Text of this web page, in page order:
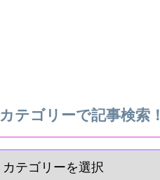
カテゴリーで記事検索！